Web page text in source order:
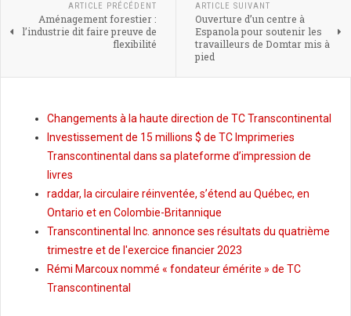
ARTICLE PRÉCÉDENT
Aménagement forestier :
l’industrie dit faire preuve de
flexibilité
ARTICLE SUIVANT
Ouverture d’un centre à
Espanola pour soutenir les
travailleurs de Domtar mis à
pied
Changements à la haute direction de TC Transcontinental
Investissement de 15 millions $ de TC Imprimeries
Transcontinental dans sa plateforme d’impression de
livres
raddar, la circulaire réinventée, s’étend au Québec, en
Ontario et en Colombie-Britannique
Transcontinental Inc. annonce ses résultats du quatrième
trimestre et de l'exercice financier 2023
Rémi Marcoux nommé « fondateur émérite » de TC
Transcontinental